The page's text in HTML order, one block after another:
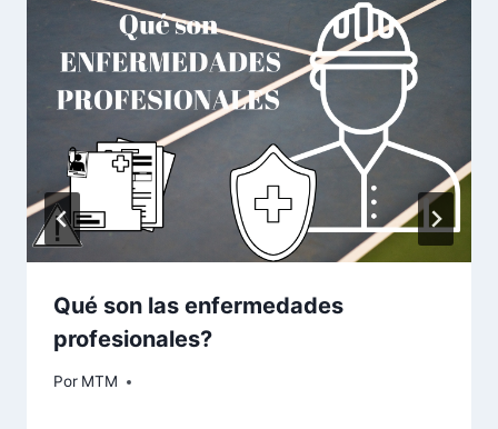
Qué son las enfermedades
profesionales?
Por MTM